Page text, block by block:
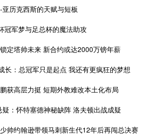
历克西斯的天赋与短板
冠军梦与足总杯的魔法助攻
定塔帅未来 新合约或达2000万镑年薪
长：总冠军只是起点 我还有更疯狂的梦想
获高层力挺 短期外教难改本土化布局
：怀特塞德神秘缺阵 洛夫顿出战成疑
帅约翰逊带领马刺新生代12年后再闯总决赛